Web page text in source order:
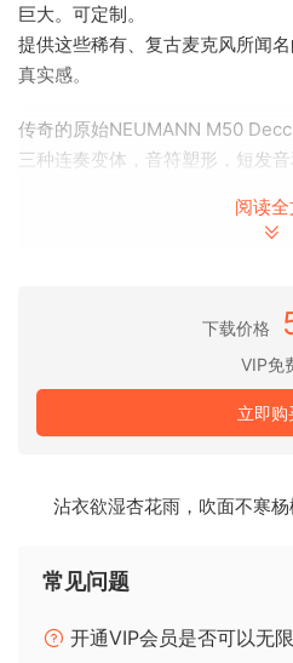
巨大。可定制。
提供这些稀有、复古麦克风所闻
真实感。
传奇的原始NEUMANN M50
三种连奏变体，音符塑形，短发音
三种连奏类型和表现性音符塑形
调整音色，键音，气流，甚至是
拥有三种连奏类型，颤音/非颤音
制，基础和扩展技巧以及从低语
围，这款乐器树立了新的标准。
流和键音的详细控制，它承诺将
25GB。4X MIC位置。颤音/非颤
安静到强音。3X连奏类型和6X表
阅读全
下载价格
VIP免
立即购
沾衣欲湿杏花雨，吹面不寒
常见问题
开通VIP会员是否可以无